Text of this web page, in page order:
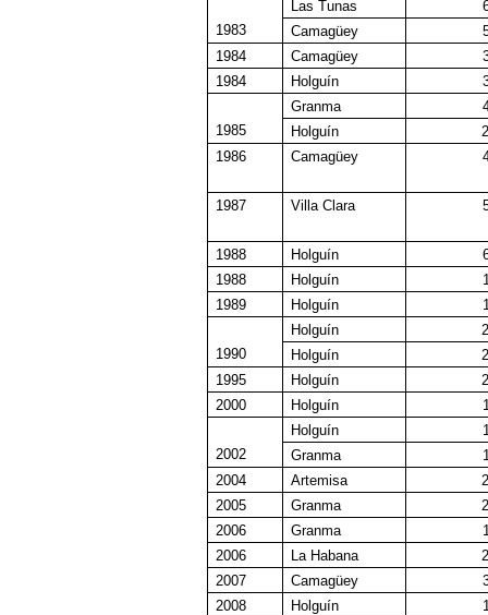
1983
Las Tunas
Camagüey
1984
Camagüey
1984
Holguín
1985
Granma
Holguín
1986
Camagüey
1987 Villa Clara
1988 Holguín
1988
Holguín
1989
Holguín
1990
Holguín
Holguín
1995
Holguín
2000
Holguín
2002
Holguín
Granma
2004
Artemisa
2005
Granma
2006
Granma
2006
La Habana
2007
Camagüey
2008
Holguín